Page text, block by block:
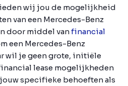
wij jou de mogelijkheid
van een Mercedes-Benz
door middel vanfinancial
een Mercedes-Benz
wil je geen grote, initiële
lease mogelijkheden
specifieke behoeften als